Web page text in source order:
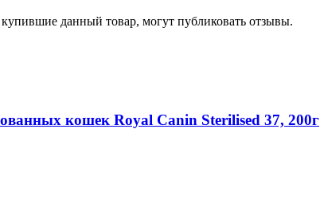
данный товар, могут публиковать отзывы.
кошек Royal Canin Sterilised 37, 200г